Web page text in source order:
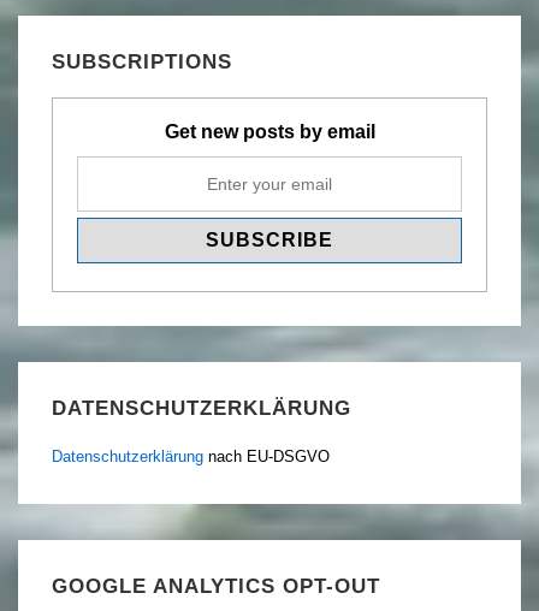
SUBSCRIPTIONS
Get new posts by email
DATENSCHUTZERKLÄRUNG
Datenschutzerklärung nach EU-DSGVO
GOOGLE ANALYTICS OPT-OUT